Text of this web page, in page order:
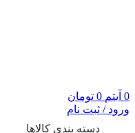
0 آیتم 0 تومان
ورود / ثبت نام
دسته بندی کالاها